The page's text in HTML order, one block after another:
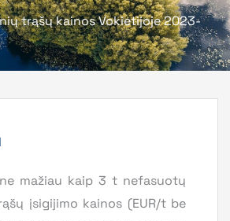
trąšų kainos Vokietijoje 2023-
mažiau kaip 3 t nefasuotų
įsigijimo kainos (EUR/t be